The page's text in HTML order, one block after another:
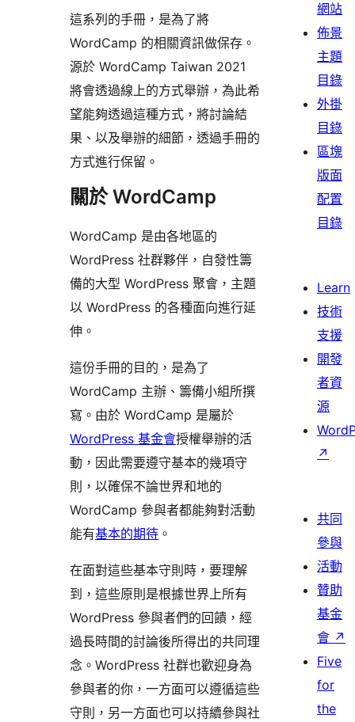
這系列的手冊，是為了將
WordCamp 的相關資訊做保存。
源於 WordCamp Taiwan 2021
將會透過線上的方式舉辦，為此希
望能夠透過這種方式，將討論結
果、以及舉辦的細節，透過手冊的
方式進行保留。
關於 WordCamp
WordCamp 是由各地區的
WordPress 社群夥伴，自發性籌
備的大型 WordPress 聚會，主題
以 WordPress 的各種面向進行延
伸。
這份手冊的目的，是為了
WordCamp 主辦、籌備小組所撰
寫。由於 WordCamp 是屬於
WordPress 基金會授權舉辦的活
動，因此需要遵守基本的幾項守
則，以確保不論世界和地的
WordCamp 參與者都能夠對活動
能有基本的期待 。
在面對這些基本守則時，要理解
到，這些原則是根據世界上所有
WordPress 參與者們的回饋，經
過長時間的討論後所得出的共同理
念。WordPress 社群也歡迎身為
參與者的你，一方面可以遵循這些
守則，另一方面也可以持續參與社
網站
佈景
主題
目錄
外掛
目錄
區塊
版面
配置
目錄
Learn
技術
支援
開發
者資
源
↗
共同
參與
活動
贊助
基金
會 ↗
Five
for
the